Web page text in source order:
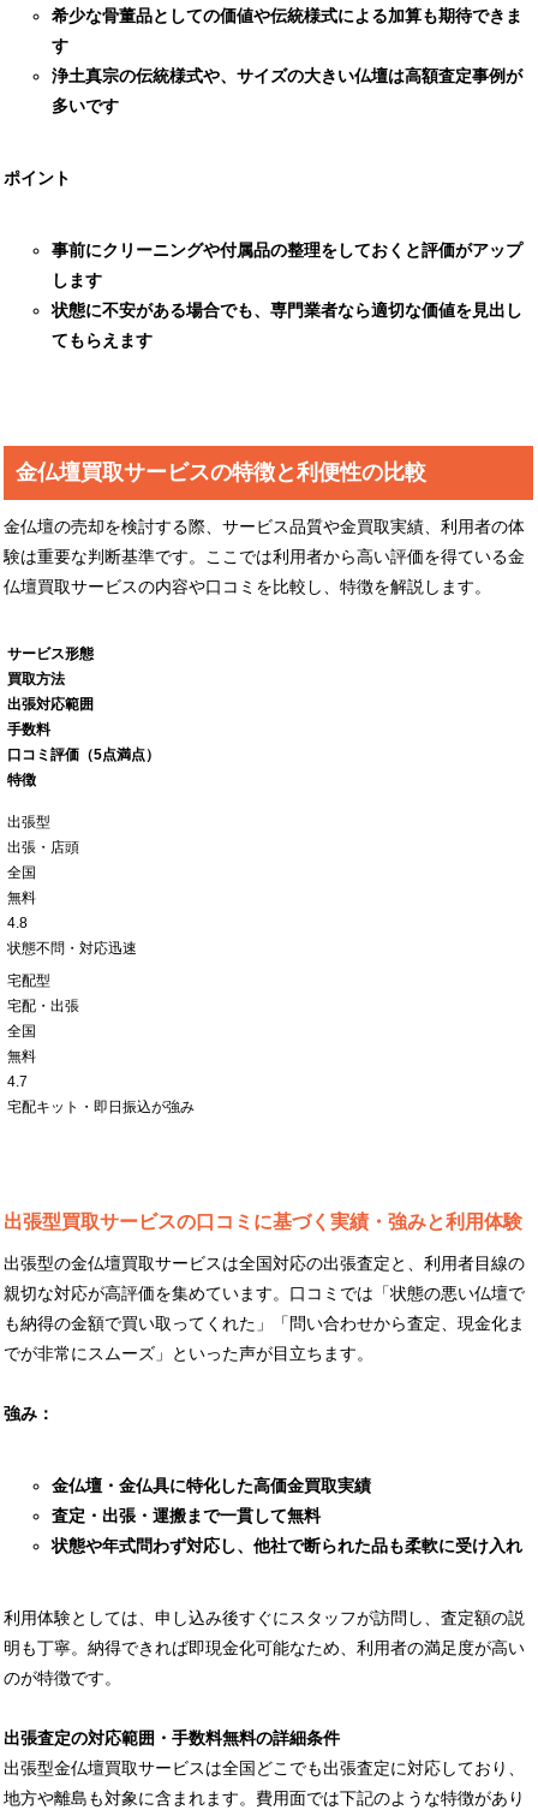
希少な骨董品としての価値や伝統様式による加算も期待できま
す
浄土真宗の伝統様式や、サイズの大きい仏壇は高額査定事例が
多いです
ポイント
事前にクリーニングや付属品の整理をしておくと評価がアップ
します
状態に不安がある場合でも、専門業者なら適切な価値を見出し
てもらえます
金仏壇買取サービスの特徴と利便性の比較
金仏壇の売却を検討する際、サービス品質や金買取実績、利用者の体
験は重要な判断基準です。ここでは利用者から高い評価を得ている金
仏壇買取サービスの内容や口コミを比較し、特徴を解説します。
サービス形態
買取方法
出張対応範囲
手数料
口コミ評価（5点満点）
特徴
出張型
出張・店頭
全国
無料
4.8
状態不問・対応迅速
宅配型
宅配・出張
全国
無料
4.7
宅配キット・即日振込が強み
出張型買取サービスの口コミに基づく実績・強みと利用体験
出張型の金仏壇買取サービスは全国対応の出張査定と、利用者目線の
親切な対応が高評価を集めています。口コミでは「状態の悪い仏壇で
も納得の金額で買い取ってくれた」「問い合わせから査定、現金化ま
でが非常にスムーズ」といった声が目立ちます。
強み：
金仏壇・金仏具に特化した高価金買取実績
査定・出張・運搬まで一貫して無料
状態や年式問わず対応し、他社で断られた品も柔軟に受け入れ
利用体験としては、申し込み後すぐにスタッフが訪問し、査定額の説
明も丁寧。納得できれば即現金化可能なため、利用者の満足度が高い
のが特徴です。
出張査定の対応範囲・手数料無料の詳細条件
出張型金仏壇買取サービスは全国どこでも出張査定に対応しており、
地方や離島も対象に含まれます。費用面では下記のような特徴があり